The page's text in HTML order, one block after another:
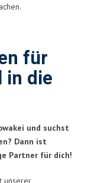
für
in die
und suchst
Dann ist
Partner für dich!
unserer